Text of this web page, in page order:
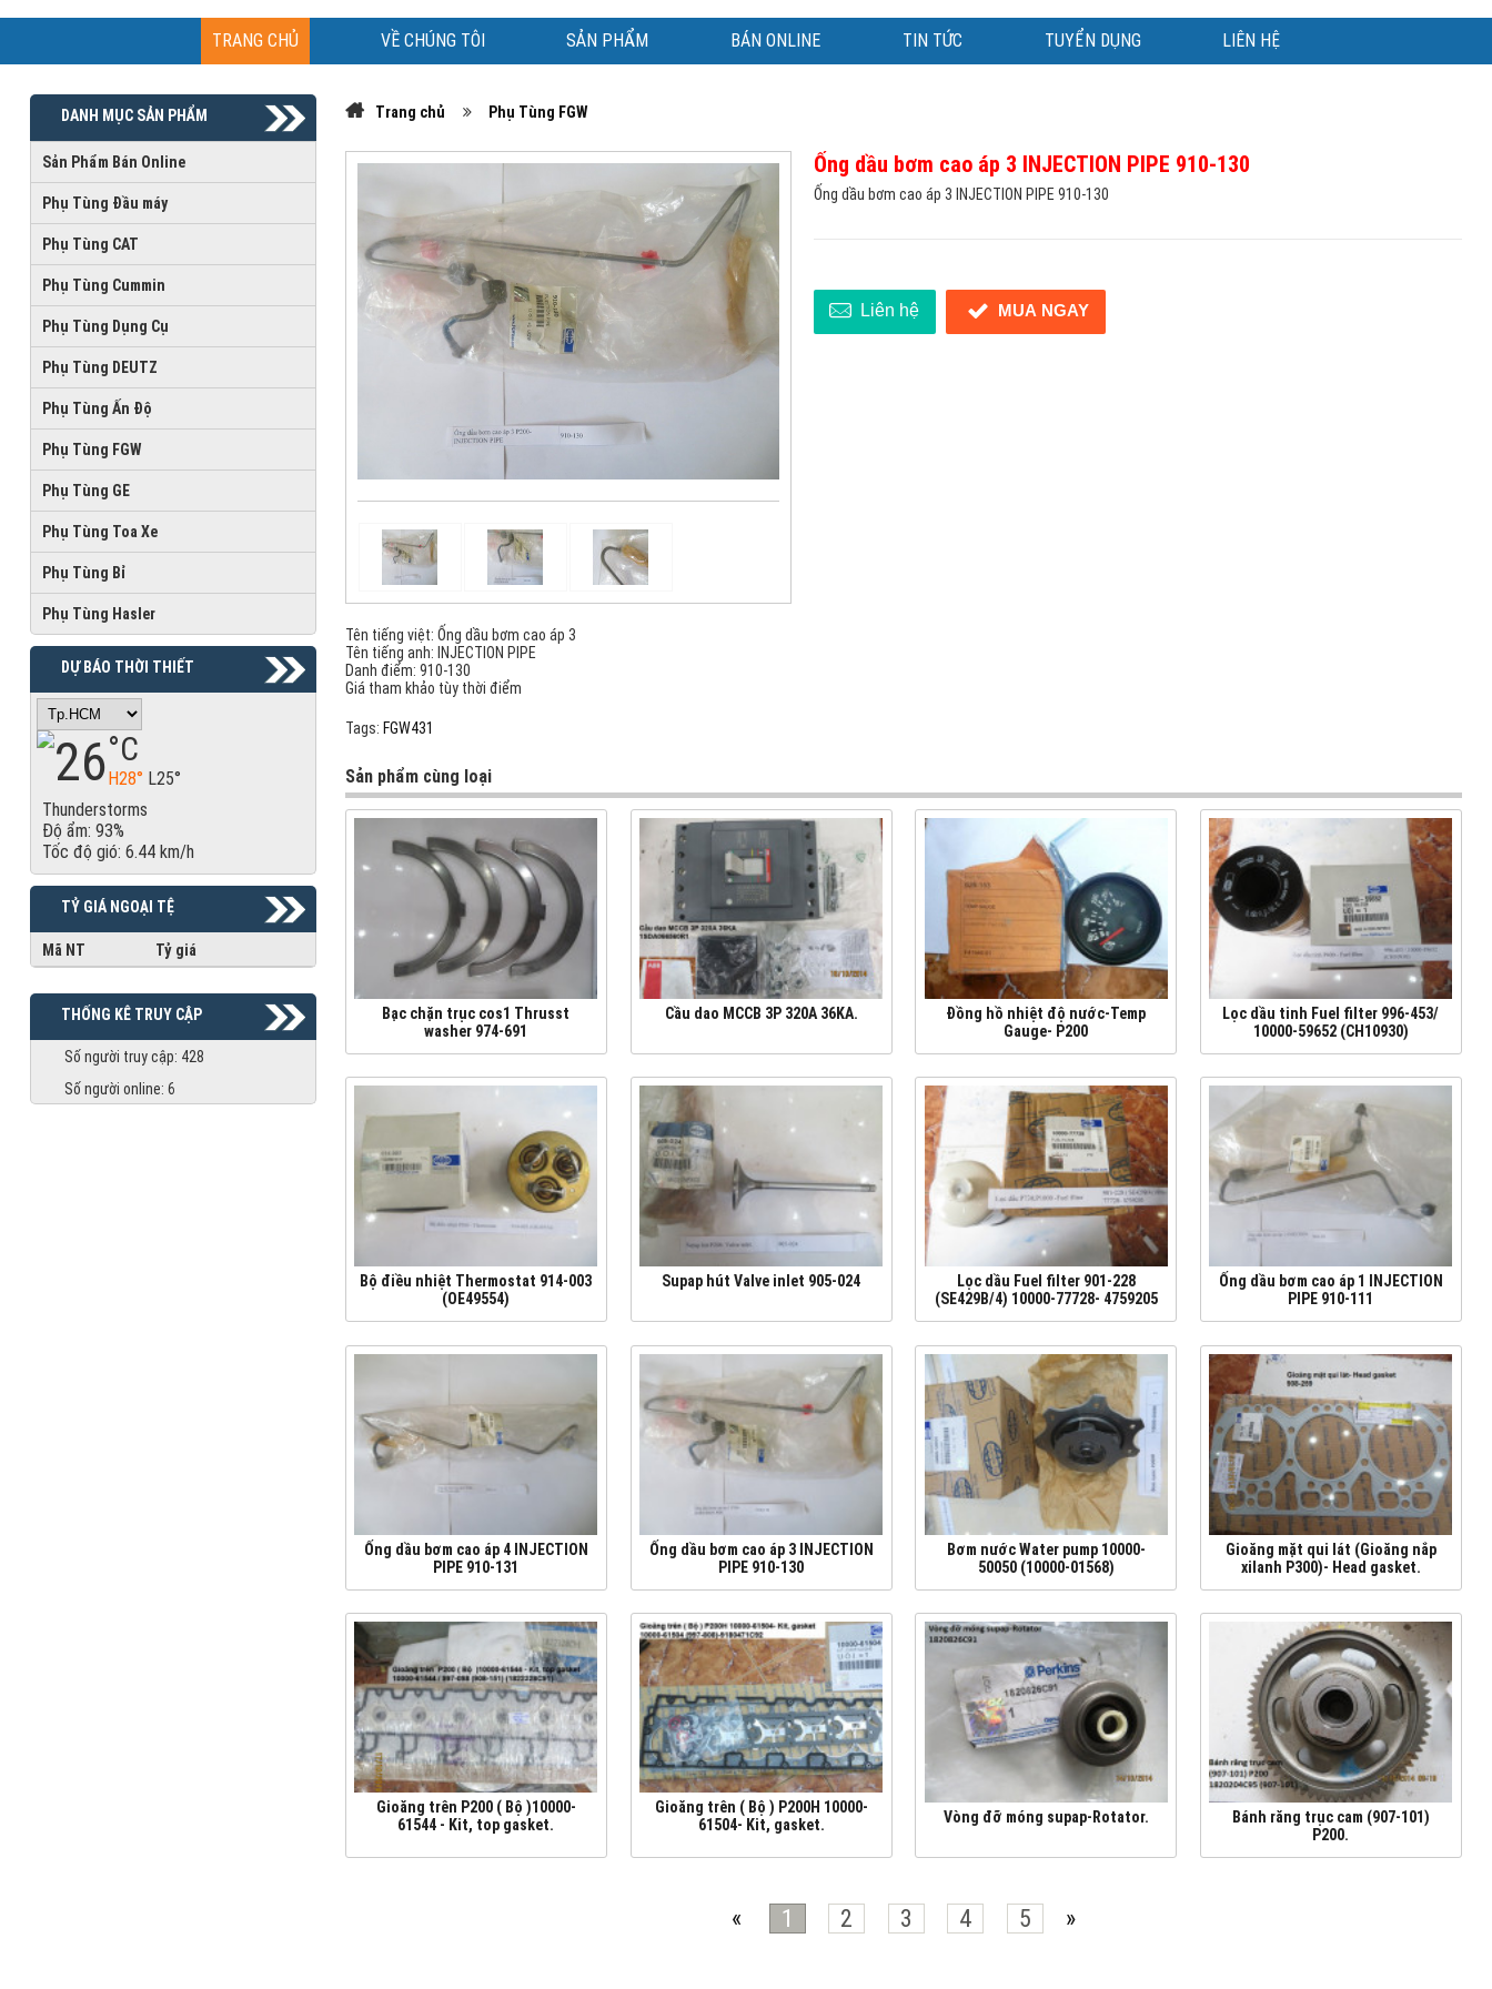
TRANG CHỦ VỀ CHÚNG TÔI SẢN PHẨM BÁN ONLINE TIN TỨC TUYỂN DỤNG LIÊN HỆ
DANH MỤC SẢN PHẨM
Sản Phẩm Bán Online
Phụ Tùng Đầu máy
Phụ Tùng CAT
Phụ Tùng Cummin
Phụ Tùng Dụng Cụ
Phụ Tùng DEUTZ
Phụ Tùng Ấn Độ
Phụ Tùng FGW
Phụ Tùng GE
Phụ Tùng Toa Xe
Phụ Tùng Bỉ
Phụ Tùng Hasler
DỰ BÁO THỜI THIẾT
26°C
H28° L25°
Thunderstorms
Độ ẩm: 93%
Tốc độ gió: 6.44 km/h
TỶ GIÁ NGOẠI TỆ
Mã NT Tỷ giá
THỐNG KÊ TRUY CẬP
Số người truy cập: 428
Số người online: 6
Trang chủ Phụ Tùng FGW
Ống dầu bơm cao áp 3 INJECTION PIPE 910-130
Ống dầu bơm cao áp 3 INJECTION PIPE 910-130
Liên hệ MUA NGAY
Tên tiếng việt: Ống dầu bơm cao áp 3
Tên tiếng anh: INJECTION PIPE
Danh điểm: 910-130
Giá tham khảo tùy thời điểm
Tags: FGW431
Sản phẩm cùng loại
Bạc chặn trục cos1 Thrusst
washer 974-691
Cầu dao MCCB 3P 320A 36KA.
Đồng hồ nhiệt độ nước-Temp
Gauge- P200
Lọc dầu tinh Fuel filter 996-453/
10000-59652 (CH10930)
Bộ điều nhiệt Thermostat 914-003
(OE49554)
Supap hút Valve inlet 905-024
Lọc dầu Fuel filter 901-228
(SE429B/4) 10000-77728- 4759205
Ống dầu bơm cao áp 1 INJECTION
PIPE 910-111
Ống dầu bơm cao áp 4 INJECTION
PIPE 910-131
Ống dầu bơm cao áp 3 INJECTION
PIPE 910-130
Bơm nước Water pump 10000-
50050 (10000-01568)
Gioăng mặt qui lát (Gioăng nắp
xilanh P300)- Head gasket.
Gioăng trên P200 ( Bộ )10000-
61544 - Kit, top gasket.
Gioăng trên ( Bộ ) P200H 10000-
61504- Kit, gasket.
Vòng đỡ móng supap-Rotator.
Bánh răng trục cam (907-101)
P200.
« 1 2 3 4 5 »